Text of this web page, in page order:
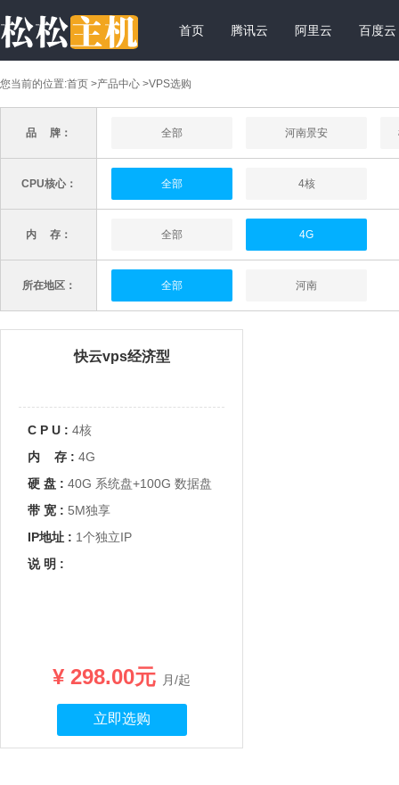
首页 腾讯云 阿里云 百度云
您当前的位置:首页 >产品中心 >VPS选购
品 牌： 全部 河南景安
CPU核心： 全部 4核
内 存： 全部 4G
所在地区： 全部 河南
快云vps经济型
C P U : 4核
内 存 : 4G
硬 盘 : 40G 系统盘+100G 数据盘
带 宽 : 5M独享
IP地址 : 1个独立IP
说 明 :
¥ 298.00元 月/起
立即选购